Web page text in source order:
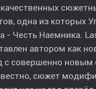
одна из которых
- Честь Наемника.
автором как
с совершенно
сюжет